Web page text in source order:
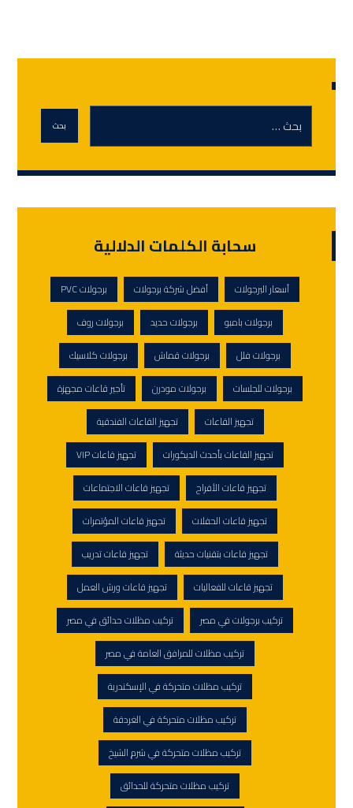
سحابة الكلمات الدلالية
أسعار البرجولات أفضل شركة برجولات
برجولات PVC
برجولات بامبو
برجولات حديد
برجولات روف
برجولات فلل
برجولات قماش
برجولات كلاسيك
برجولات للجلسات
برجولات مودرن
تأجير قاعات مجهزة
تجهيز القاعات
تجهيز القاعات الفندقية
تجهيز القاعات بأحدث الديكورات
تجهيز قاعات VIP
تجهيز قاعات الأفراح
تجهيز قاعات الاجتماعات
تجهيز قاعات الحفلات
تجهيز قاعات المؤتمرات
تجهيز قاعات بتقنيات حديثة
تجهيز قاعات تدريب
تجهيز قاعات للفعاليات
تجهيز قاعات ورش العمل
تركيب برجولات في مصر
تركيب مظلات حدائق في مصر
تركيب مظلات للمرافق العامة في مصر
تركيب مظلات متحركة في الإسكندرية
تركيب مظلات متحركة في الغردقة
تركيب مظلات متحركة في شرم الشيخ
تركيب مظلات متحركة للحدائق